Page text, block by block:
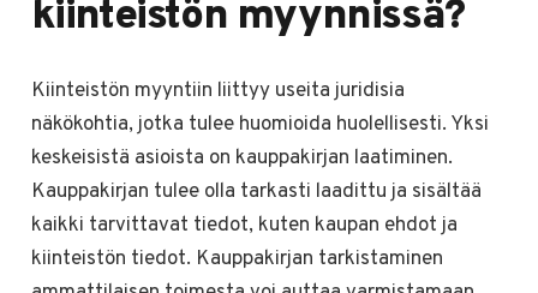
kiinteistön myynnissä?
Kiinteistön myyntiin liittyy useita juridisia
näkökohtia, jotka tulee huomioida huolellisesti. Yksi
keskeisistä asioista on kauppakirjan laatiminen.
Kauppakirjan tulee olla tarkasti laadittu ja sisältää
kaikki tarvittavat tiedot, kuten kaupan ehdot ja
kiinteistön tiedot. Kauppakirjan tarkistaminen